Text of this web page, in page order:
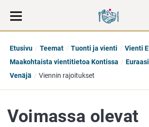
suoraan
sisältöön
koko
sivuston
Etusivu Teemat Tuonti ja vienti
Vienti
Maakohtaista vientitietoa Kontissa
Venäjä
Viennin rajoitukset
Voimassa olevat